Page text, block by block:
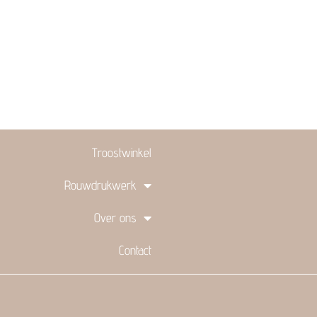
Troostwinkel
Rouwdrukwerk
Over ons
Contact